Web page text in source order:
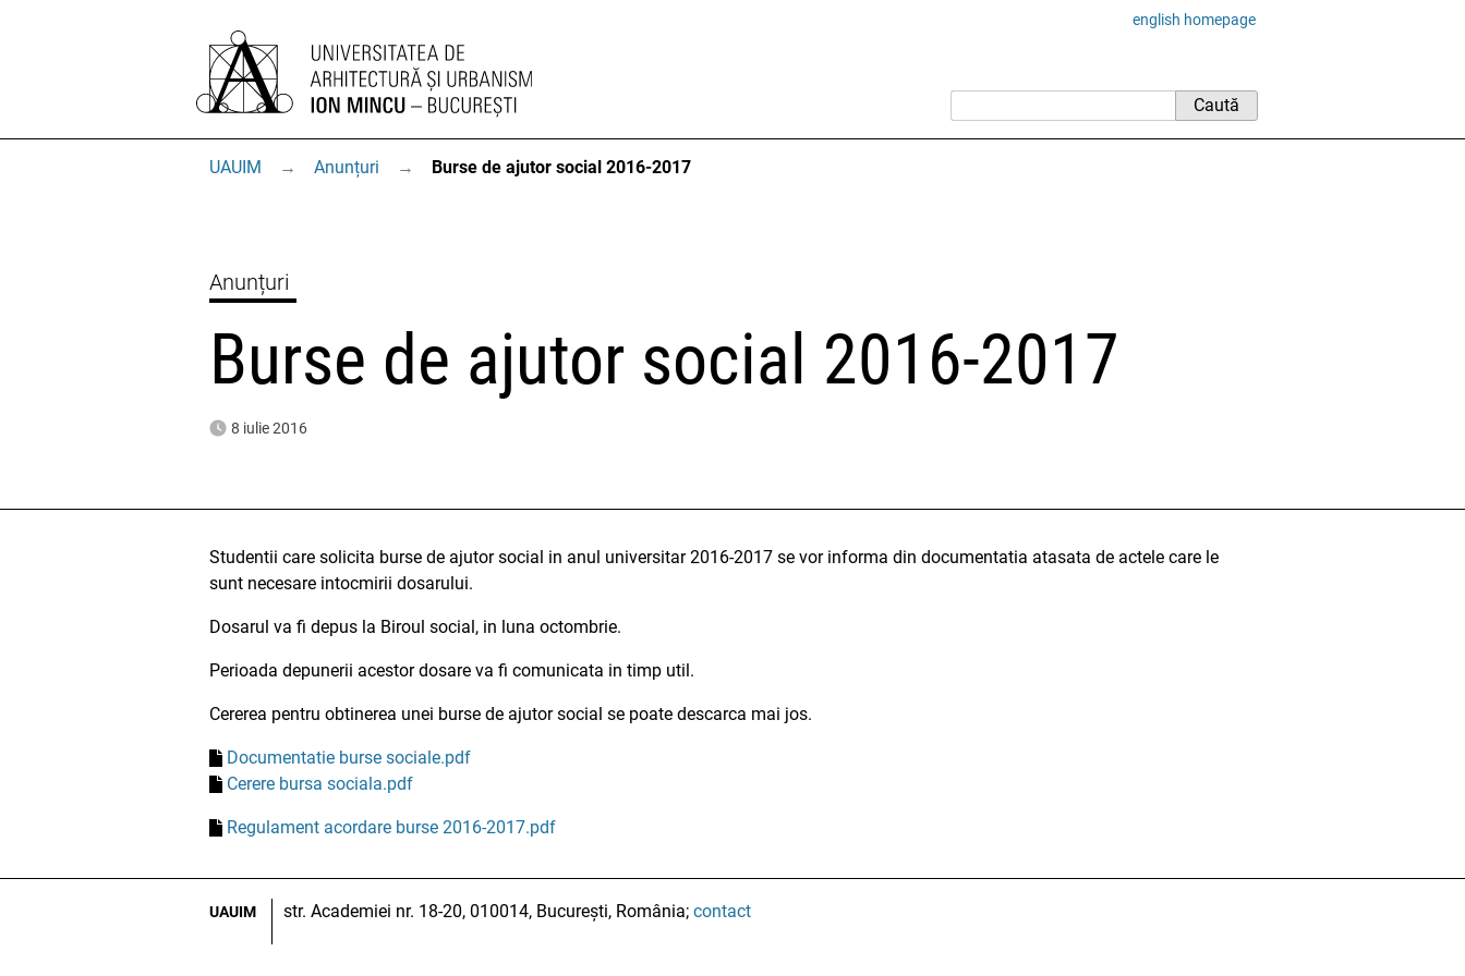
english homepage
UAUIM → Anunțuri → Burse de ajutor social 2016-2017
Anunțuri
Burse de ajutor social 2016-2017
8 iulie 2016
Studentii care solicita burse de ajutor social in anul universitar 2016-2017 se vor informa din documentatia atasata de actele care le
sunt necesare intocmirii dosarului.
Dosarul va fi depus la Biroul social, in luna octombrie.
Perioada depunerii acestor dosare va fi comunicata in timp util.
Cererea pentru obtinerea unei burse de ajutor social se poate descarca mai jos.
Documentatie burse sociale.pdf
Cerere bursa sociala.pdf
Regulament acordare burse 2016-2017.pdf
UAUIM str. Academiei nr. 18-20, 010014, București, România; contact